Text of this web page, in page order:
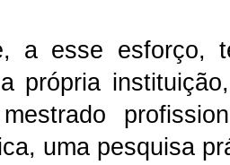
a esse esforço,
própria
uma pesquisa